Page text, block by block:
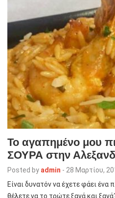
Το αγαπημένο μου
ΣΟΥΡΑ στην
Posted by admin - 28 Μαρτίου,
Είναι δυνατόν να έχετε φάει ένα
θέλετε να το τρώτε ξανά και